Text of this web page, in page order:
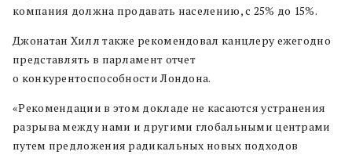
компания должна продавать населению, с 25% до 15%.
Джонатан Хилл также рекомендовал канцлеру ежегодно
представлять в парламент отчет
о конкурентоспособности Лондона.
«Рекомендации в этом докладе не касаются устранения
разрыва между нами и другими глобальными центрами
путем предложения радикальных новых подходов